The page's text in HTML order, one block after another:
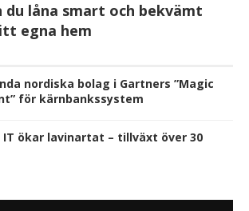
du låna smart och bekvämt
egna hem
nordiska bolag i Gartners ”Magic
för kärnbankssystem
IT ökar lavinartat – tillväxt över 30